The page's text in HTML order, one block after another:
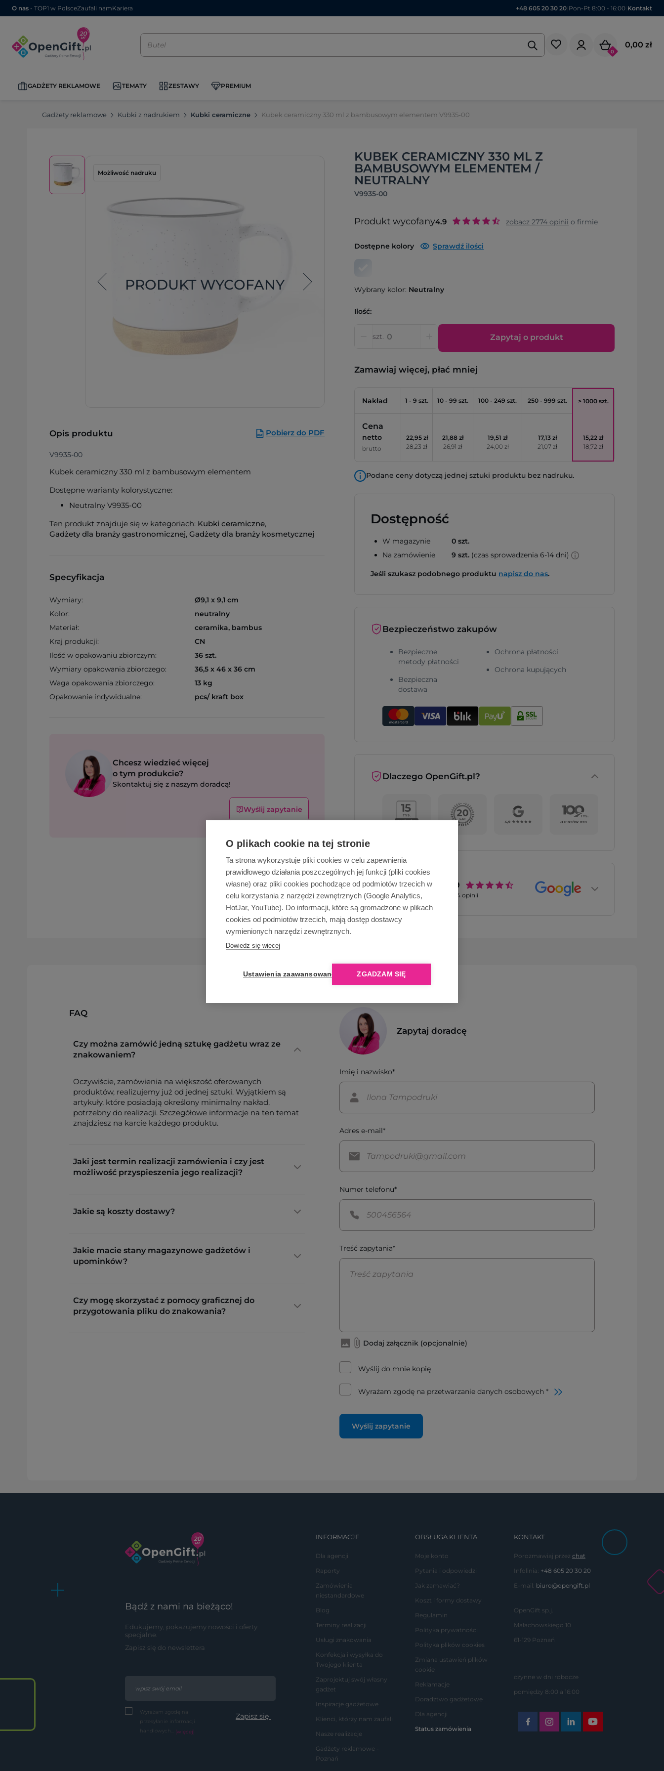
O plikach cookie na tej stronie
Ta strona wykorzystuje pliki cookies w celu zapewnienia
prawidłowego działania poszczególnych jej funkcji (pliki cookies
własne) oraz pliki cookies pochodzące od podmiotów trzecich w
celu korzystania z narzędzi zewnętrznych (Google Analytics,
HotJar, YouTube). Do informacji, które są gromadzone w plikach
cookies od podmiotów trzecich, mają dostęp dostawcy
wymienionych narzędzi zewnętrznych.
Dowiedz się więcej
Ustawienia zaawansowane ZGADZAM SIĘ
O nas - TOP1 w PolsceZaufali namKariera +48 605 20 30 20 Pon-Pt 8:00 - 16:00 Kontakt
0
0,00 zł
GADŻETY REKLAMOWE TEMATY ZESTAWY PREMIUM
Gadżety reklamowe Kubki z nadrukiem Kubki ceramiczne Kubek ceramiczny 330 ml z bambusowym elementem V9935-00
KUBEK CERAMICZNY 330 ML Z
BAMBUSOWYM ELEMENTEM /
NEUTRALNY
V9935-00
Możliwość nadruku
PRODUKT WYCOFANY
Opis produktu Pobierz do PDF
V9935-00
Kubek ceramiczny 330 ml z bambusowym elementem
Dostępne warianty kolorystyczne:
Neutralny V9935-00
Ten produkt znajduje się w kategoriach: Kubki ceramiczne,
Gadżety dla branży gastronomicznej, Gadżety dla branży kosmetycznej
Specyfikacja
Wymiary:
Ø9,1 x 9,1 cm
Kolor:
neutralny
Materiał:
ceramika, bambus
Kraj produkcji:
CN
Ilość w opakowaniu zbiorczym:
36 szt.
Wymiary opakowania zbiorczego:
36,5 x 46 x 36 cm
Waga opakowania zbiorczego:
13 kg
Opakowanie indywidualne:
pcs/ kraft box
Chcesz wiedzieć więcej
o tym produkcie?
Skontaktuj się z naszym doradcą!
Wyślij zapytanie
Produkt wycofany4.9 zobacz 2774 opinii o firmie
Dostępne kolory Sprawdź ilości
Wybrany kolor: Neutralny
Ilość:
szt. Zapytaj o produkt
Zamawiaj więcej, płać mniej
Nakład 1 - 9 szt. 10 - 99 szt. 100 - 249 szt. 250 - 999 szt. > 1000 szt.
Cena
netto
brutto
22,95 zł
28,23 zł
21,88 zł
26,91 zł
19,51 zł
24,00 zł
17,13 zł
21,07 zł
15,22 zł
18,72 zł
Podane ceny dotyczą jednej sztuki produktu bez nadruku.
Dostępność
W magazynie
Na zamówienie
0 szt.
9 szt.(czas sprowadzenia 6-14 dni)
Jeśli szukasz podobnego produktu napisz do nas.
Bezpieczeństwo zakupów
Bezpieczne
metody płatności
Bezpieczna
dostawa
Ochrona płatności
Ochrona kupujących
Dlaczego OpenGift.pl?
Opinie o nas 4.9
2774opinii
FAQ
Czy można zamówić jedną sztukę gadżetu wraz ze
znakowaniem?
Oczywiście, zamówienia na większość oferowanych
produktów, realizujemy już od jednej sztuki. Wyjątkiem są
artykuły, które posiadają określony minimalny nakład,
potrzebny do realizacji. Szczegółowe informacje na ten temat
znajdziesz na karcie każdego produktu.
Jaki jest termin realizacji zamówienia i czy jest
możliwość przyspieszenia jego realizacji?
Jakie są koszty dostawy?
Jakie macie stany magazynowe gadżetów i
upominków?
Czy mogę skorzystać z pomocy graficznej do
przygotowania pliku do znakowania?
Zapytaj doradcę
Imię i nazwisko*
Adres e-mail*
Numer telefonu*
Treść zapytania*
Dodaj załącznik (opcjonalnie)
Wyślij do mnie kopię
Wyrażam zgodę na przetwarzanie danych osobowych *
Wyślij zapytanie
Bądź z nami na bieżąco!
Edukujemy, pokazujemy nowości i oferty
specjalne.
Zapisz się do newslettera
Wyrażam zgodę na
przesyłanie informacji
handlowych... (więcej)
INFORMACJE
Dla agencji
Raporty
Zamówienia
niestandardowe
Blog
Terminy realizacji
Usługi znakowania
Konfekcja i wysyłka do
Twojego klienta
Zaprojektuj swój własny
gadżet
Inspiracje gadżetowe
Klienci, którzy nam zaufali
Nasze realizacje
Gadżety reklamowe -
Poznań
OBSŁUGA KLIENTA
Moje konto
Pytania i odpowiedzi
Jak zamawiać?
Koszt i formy dostawy
Regulamin
Polityka prywatności
Polityka plików cookies
Zmiana ustawień plików
cookie
Reklamacje
Doradztwo gadżetowe
Dla agencji
Status zamówienia
KONTAKT
Porozmawiaj przezchat
Infolinia: +48 605 20 30 20
E-mail: biuro@opengift.pl
OpenGift sp.j.
Małachowskiego 10
61-129 Poznań
czynne w dni robocze
pomiędzy 8:00 a 16:00